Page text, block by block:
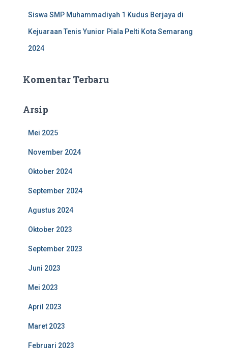
Siswa SMP Muhammadiyah 1 Kudus Berjaya di
Kejuaraan Tenis Yunior Piala Pelti Kota Semarang
2024
Komentar Terbaru
Arsip
Mei 2025
November 2024
Oktober 2024
September 2024
Agustus 2024
Oktober 2023
September 2023
Juni 2023
Mei 2023
April 2023
Maret 2023
Februari 2023